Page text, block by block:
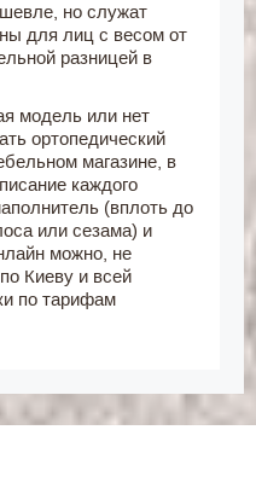
но служат
для лиц с весом от
разницей в
модель или нет
ортопедический
магазине, в
каждого
(вплоть до
или сезама) и
можно, не
Киеву и всей
по тарифам